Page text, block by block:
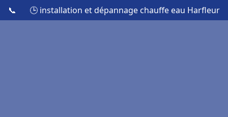
📞 🕒 installation et dépannage chauffe eau Harfleur